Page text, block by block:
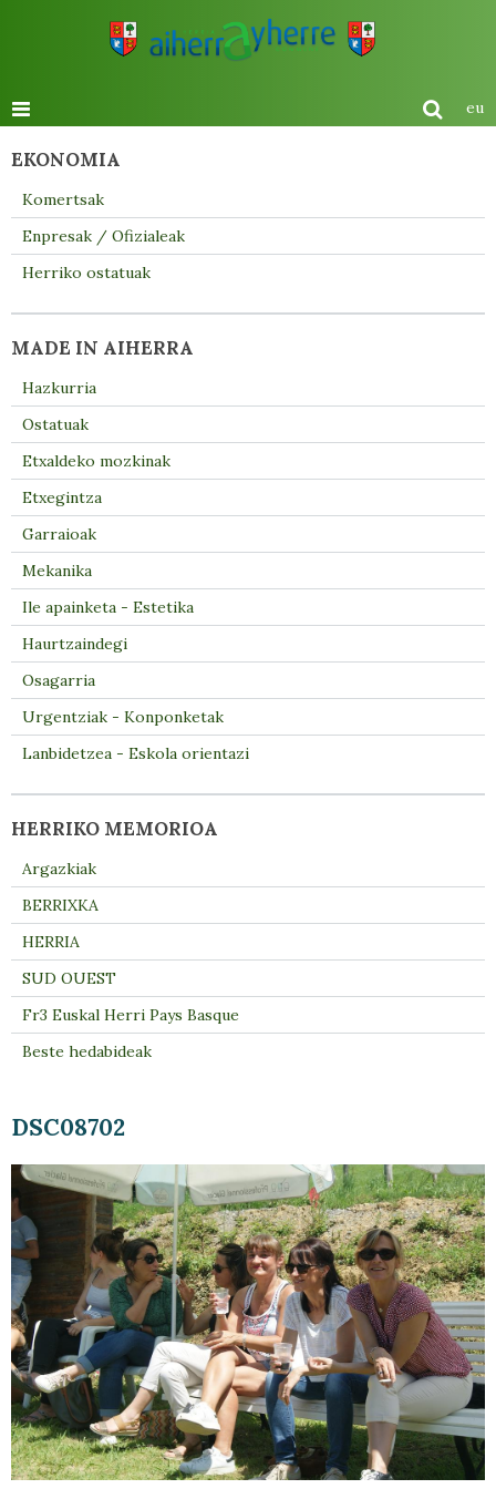
eu
DSC08702
EKONOMIA
Komertsak
Enpresak / Ofizialeak
Herriko ostatuak
MADE IN AIHERRA
Hazkurria
Ostatuak
Etxaldeko mozkinak
Etxegintza
Garraioak
Mekanika
Ile apainketa - Estetika
Haurtzaindegi
Osagarria
Urgentziak - Konponketak
Lanbidetzea - Eskola orientazi
HERRIKO MEMORIOA
Argazkiak
BERRIXKA
HERRIA
SUD OUEST
Fr3 Euskal Herri Pays Basque
Beste hedabideak